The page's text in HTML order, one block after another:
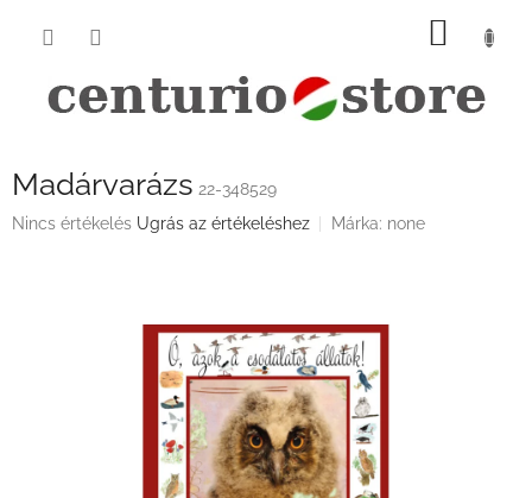
KOSÁR
Madárvarázs 22-348529
A
Nincs értékelés Ugrás az értékeléshez Márka: none